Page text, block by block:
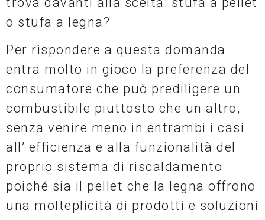
o stufa a legna?
Per rispondere a questa domanda
entra molto in gioco la preferenza del
consumatore che può prediligere un
combustibile piuttosto che un altro,
senza venire meno in entrambi i casi
all’ efficienza e alla funzionalità del
proprio sistema di riscaldamento
poiché sia il pellet che la legna offrono
una molteplicità di prodotti e soluzioni